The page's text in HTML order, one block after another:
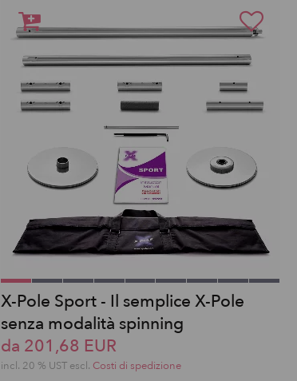
X-Pole Sport - Il semplice X-Pole
senza modalità spinning
da 201,68 EUR
incl. 20 % UST escl. Costi di spedizione